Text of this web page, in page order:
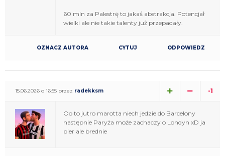
60 mln za Palestrę to jakaś abstrakcja. Potencjał
wielki ale nie takie talenty już przepadały.
OZNACZ AUTORA CYTUJ ODPOWIEDZ
15.06.2026 o 16:55 przez radekksm -1
Oo to jutro marotta niech jedzie do Barcelony
następnie Paryża może zachaczy o Londyn xD ja
pier ale brednie